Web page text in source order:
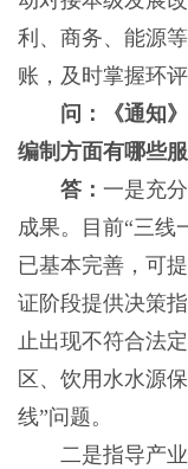
利、商务、能源
账，及时掌握环
问：《通知
编制方面有哪些
答： 一是充
成果。目前“三线
已基本完善，可
证阶段提供决策
止出现不符合法
区、饮用水水源
线”问题。
二是指导产业